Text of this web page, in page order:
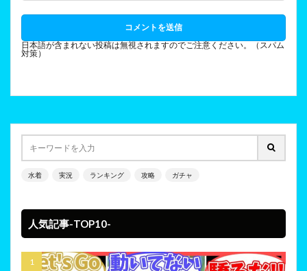
日本語が含まれない投稿は無視されますのでご注意ください。（スパム
対策）
水着 実況 ランキング 攻略 ガチャ
人気記事-TOP10-